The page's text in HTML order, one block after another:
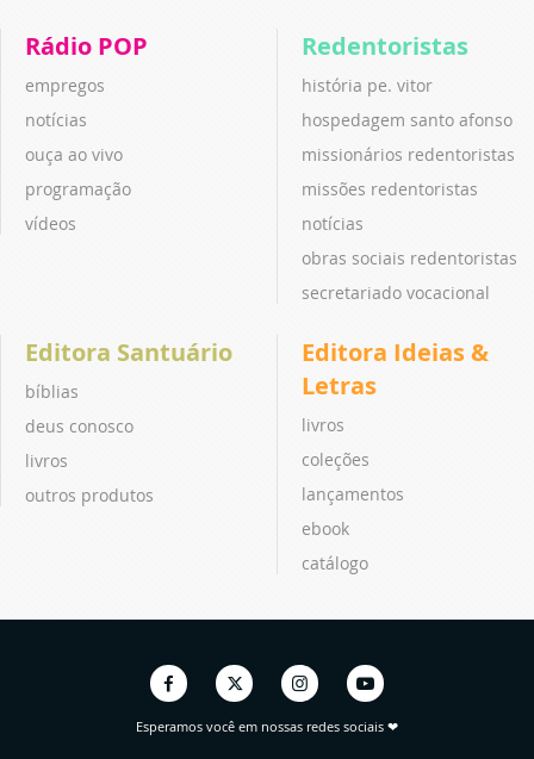
Rádio POP
empregos
notícias
ouça ao vivo
programação
vídeos
Redentoristas
história pe. vitor
hospedagem santo afonso
missionários redentoristas
missões redentoristas
notícias
obras sociais redentoristas
secretariado vocacional
Editora Santuário
bíblias
deus conosco
livros
outros produtos
Editora Ideias &
Letras
livros
coleções
lançamentos
ebook
catálogo
Esperamos você em nossas redes sociais ❤